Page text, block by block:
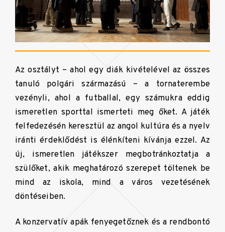
Az osztályt – ahol egy diák kivételével az összes
tanuló polgári származású – a tornaterembe
vezényli, ahol a futballal, egy számukra eddig
ismeretlen sporttal ismerteti meg őket. A játék
felfedezésén keresztül az angol kultúra és a nyelv
iránti érdeklődést is élénkíteni kívánja ezzel. Az
új, ismeretlen játékszer megbotránkoztatja a
szülőket, akik meghatározó szerepet töltenek be
mind az iskola, mind a város vezetésének
döntéseiben.
A konzervatív apák fenyegetőznek és a rendbontó